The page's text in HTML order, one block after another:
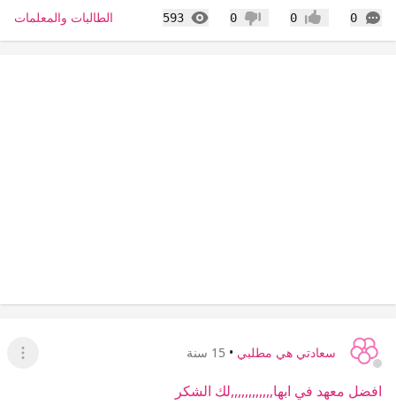
0
التعليقات إعجاب0 عدم إعجاب
0
593
المشاهدات الطالبات والمعلمات
سعادتي هي مطلبي • 15 سنة
عرض
افضل معهد في ابها,,,,,,,,,,,,لك الشكر